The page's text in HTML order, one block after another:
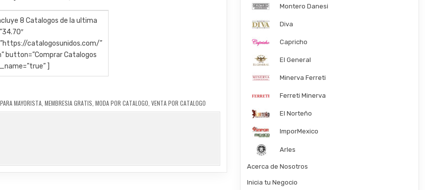
8 Catalogos de la ultima
catalogosunidos.com/”
button=”Comprar Catalogos
]
MAYORISTA ,MEMBRESIA GRATIS ,MODA POR CATALOGO ,VENTA POR CATALOGO
Montero Danesi
Diva
Capricho
El General
Minerva Ferreti
Ferreti Minerva
El Norteño
ImporMexico
Arles
Acerca de Nosotros
Inicia tu Negocio